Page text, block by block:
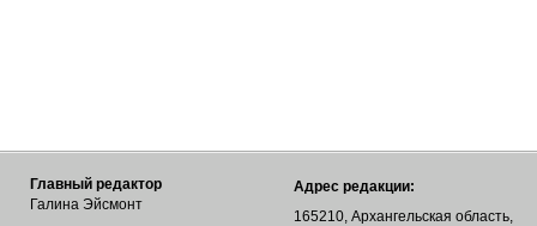
Главный редактор
Галина Эйсмонт
Адрес редакции:
165210, Архангельская область,